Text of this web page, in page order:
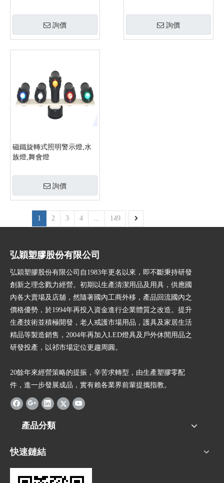
詢價 詢價
磁鐵旋轉式照明警示燈,水
族燈,舞會燈
詢價
1 2 3 4 149
弘穎塑膠股份有限公司
弘穎塑膠股份有限公司自1983年更名以來，即不斷秉持研發
創新之理念戮力經營。初期以生產清潔用品及用具，供應國
內各大賣場及店舖，然隨著國內工商外移，產品回流國內之
價格優勢，於1994年再投入資金進行企業體質之改造。提升
生產技術並積極開發，老人戒護市場用品，護具及家居生活
精品等製造銷售，2004年再加入LED燈具及戶外休閒用品之
研發投產，以祁市場定位更趨周圓。
20餘年來經營策略的提振，辛苦求轉型，由生產塑膠零配
件，進一步發展成品，實有賴各業界前輩提攜指教。
產品分類
快速鏈結